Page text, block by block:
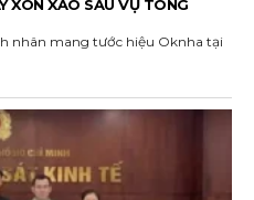
XÔN XAO SAU VỤ TÔNG
nhân mang tước hiệu Oknha tại